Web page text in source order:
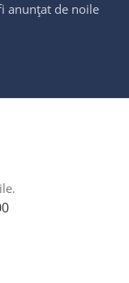
anunțat de noile